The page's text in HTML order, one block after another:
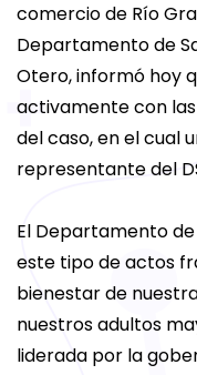
comercio de Río
Departamento de
Otero, informó hoy
activamente con
del caso, en el cual
representante del
El Departamento
este tipo de actos
bienestar de
nuestros adultos
liderada por la